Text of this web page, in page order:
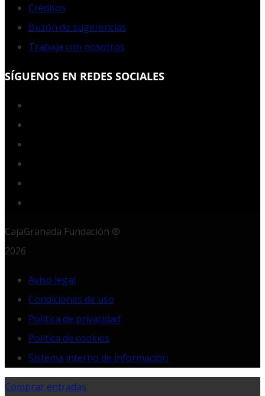
Créditos
Buzón de sugerencias
Trabaja con nosotros
SÍGUENOS EN REDES SOCIALES
CajaGranada Fundación ®
2026
Aviso legal
Condiciones de uso
Política de privacidad
Política de cookies
Sistema interno de información
Comprar entradas